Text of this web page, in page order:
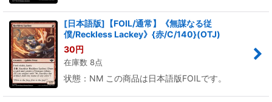
[日本語版]【FOIL/通常】《無謀なる従
僕/Reckless Lackey》{赤/C/140}(OTJ)
30円
在庫数 8点
状態：NM この商品は日本語版FOILです。